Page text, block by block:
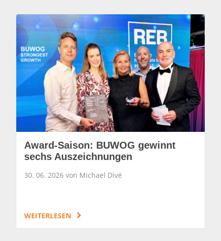
Award-Saison: BUWOG gewinnt
sechs Auszeichnungen
30. 06. 2026 von Michael Divé
WEITERLESEN